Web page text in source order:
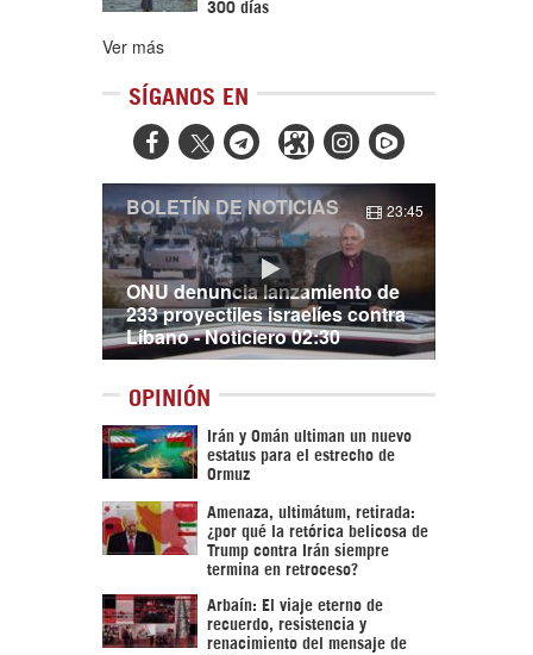
300 días
Ver más
SÍGANOS EN
  
ONU denuncia lanzamiento de
233 proyectiles israelíes contra
Líbano - Noticiero 02:30
BOLETÍN DE NOTICIAS 23:45
OPINIÓN
Irán y Omán ultiman un nuevo
estatus para el estrecho de
Ormuz
Amenaza, ultimátum, retirada:
¿por qué la retórica belicosa de
Trump contra Irán siempre
termina en retroceso?
Arbaín: El viaje eterno de
recuerdo, resistencia y
renacimiento del mensaje de